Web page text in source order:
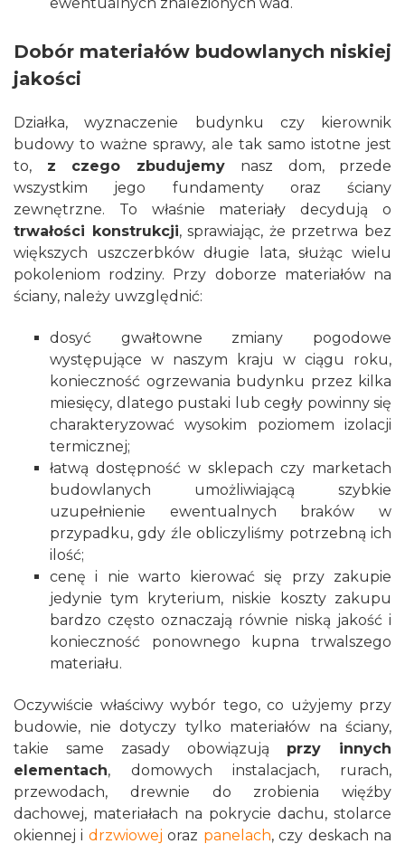
Dobór materiałów budowlanych niskiej
jakości
Działka, wyznaczenie budynku czy kierownik
budowy to ważne sprawy, ale tak samo istotne jest
to, z czego zbudujemy nasz dom, przede
wszystkim jego fundamenty oraz ściany
zewnętrzne. To właśnie materiały decydują o
trwałości konstrukcji, sprawiając, że przetrwa bez
większych uszczerbków długie lata, służąc wielu
pokoleniom rodziny. Przy doborze materiałów na
ściany, należy uwzględnić:
dosyć gwałtowne zmiany pogodowe
występujące w naszym kraju w ciągu roku,
konieczność ogrzewania budynku przez kilka
miesięcy, dlatego pustaki lub cegły powinny się
charakteryzować wysokim poziomem izolacji
termicznej;
łatwą dostępność w sklepach czy marketach
budowlanych umożliwiającą szybkie
uzupełnienie ewentualnych braków w
przypadku, gdy źle obliczyliśmy potrzebną ich
ilość;
cenę i nie warto kierować się przy zakupie
jedynie tym kryterium, niskie koszty zakupu
bardzo często oznaczają równie niską jakość i
konieczność ponownego kupna trwalszego
materiału.
Oczywiście właściwy wybór tego, co użyjemy przy
budowie, nie dotyczy tylko materiałów na ściany,
takie same zasady obowiązują przy innych
elementach, domowych instalacjach, rurach,
przewodach, drewnie do zrobienia więźby
dachowej, materiałach na pokrycie dachu, stolarce
okiennej i drzwiowej oraz panelach, czy deskach na